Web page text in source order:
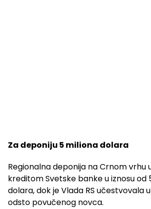
Za deponiju 5 miliona dolara
Regionalna deponija na Crnom vrhu
kreditom Svetske banke u iznosu od
dolara, dok je Vlada RS učestvovala
odsto povučenog novca.